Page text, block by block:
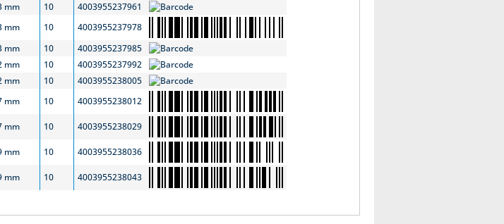
mm 10
4003955237961
mm 10
4003955237978
mm 10
4003955237985
mm 10
4003955237992
mm 10
4003955238005
mm 10 4003955238012
mm 10 4003955238029
mm 10 4003955238036
mm 10 4003955238043